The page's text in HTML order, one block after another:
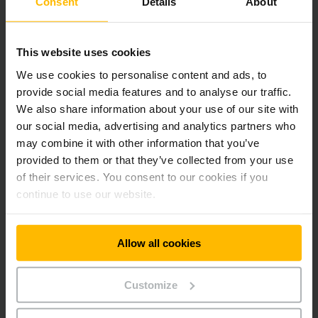
This website uses cookies
We use cookies to personalise content and ads, to
provide social media features and to analyse our traffic.
We also share information about your use of our site with
our social media, advertising and analytics partners who
may combine it with other information that you’ve
provided to them or that they’ve collected from your use
of their services. You consent to our cookies if you
continue to use our website.
Allow all cookies
Customize
με την After Sales υποστήριξή σας. Ως ο κατάλληλος
συνεργάτης αυτοματισμού, σχεδιάζουμε και υλοποιούμε
εφοδιαστικής αλυσίδας, με το οποίο αυξάνετε αυτόματα την
περιλαμβάνουν:
Περονοφόρα και παλετοφόρα
Ηλεκτροκίνητα ή με κινητήρα εσωτερικής καύσης; Οι λύσεις
μας σχεδιάζονται με βάση τις ανάγκες του χώρου και του
budget σας, βελτιώνοντας τους χρόνους φορτοεκφόρτωσης
Συστήματα ραφιών Jungheinrich
Τα ράφια αποθήκης ή ράφια παλετών σας επιτρέπουν την
αποθήκευση υλικών και αγαθών σε παλέτες σε διάφορα